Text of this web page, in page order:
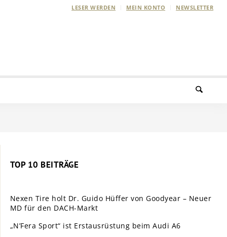
LESER WERDEN MEIN KONTO NEWSLETTER
TOP 10 BEITRÄGE
Nexen Tire holt Dr. Guido Hüffer von Goodyear – Neuer
MD für den DACH-Markt
„N’Fera Sport“ ist Erstausrüstung beim Audi A6